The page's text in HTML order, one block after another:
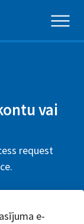
vai
request
e-